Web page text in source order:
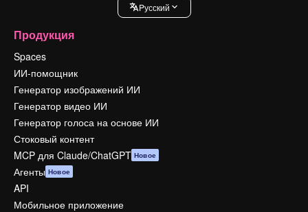
Pусский
Продукция
Spaces
ИИ-помощник
Генератор изображений ИИ
Генератор видео ИИ
Генератор голоса на основе ИИ
Стоковый контент
MCP для Claude/ChatGPT Новое
Агенты Новое
API
Мобильное приложение